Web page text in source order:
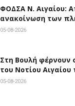
ΦΟΔΣΑ Ν. Αιγαίου:
ανακοίνωση των
05-08-2026
Στη Βουλή φέρνουν
του Νοτίου Αιγαίου
05-08-2026